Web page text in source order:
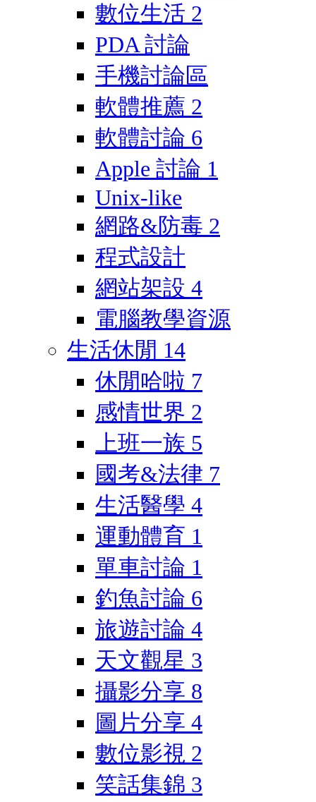
數位生活 2
PDA 討論
手機討論區
軟體推薦 2
軟體討論 6
Apple 討論 1
Unix-like
網路&防毒 2
程式設計
網站架設 4
電腦教學資源
生活休閒 14
休閒哈啦 7
感情世界 2
上班一族 5
國考&法律 7
生活醫學 4
運動體育 1
單車討論 1
釣魚討論 6
旅遊討論 4
天文觀星 3
攝影分享 8
圖片分享 4
數位影視 2
笑話集錦 3